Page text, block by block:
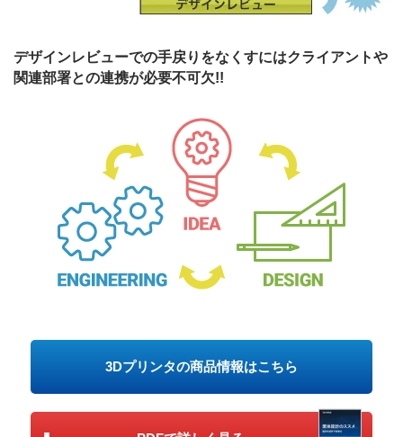
デザインレビューでの手戻りをなくすにはクライアントや
関連部署との連携が必要不可欠!!
3Dプリンタの商品情報はこちら